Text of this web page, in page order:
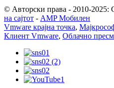
© Авторски права - 2010-2025:
на сајтот - AMP Мобилен
Vmware крајна точка,
Клиент Vmware, Облачно